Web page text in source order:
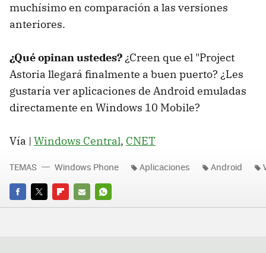
muchísimo en comparación a las versiones
anteriores.
¿Qué opinan ustedes?¿Creen que el "Project
Astoria llegará finalmente a buen puerto? ¿Les
gustaría ver aplicaciones de Android emuladas
directamente en Windows 10 Mobile?
Vía | Windows Central, CNET
FACEBOOK
TWITTERFLIPBOARD
E-
WHATSAPP
TEMAS Windows Phone Aplicaciones Android